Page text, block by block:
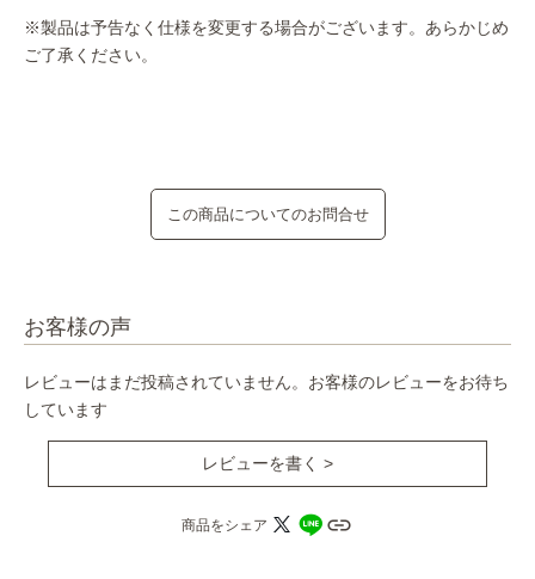
※製品は予告なく仕様を変更する場合がございます。あらかじめ
ご了承ください。
この商品についてのお問合せ
お客様の声
レビューはまだ投稿されていません。お客様のレビューをお待ち
しています
レビューを書く >
商品をシェア